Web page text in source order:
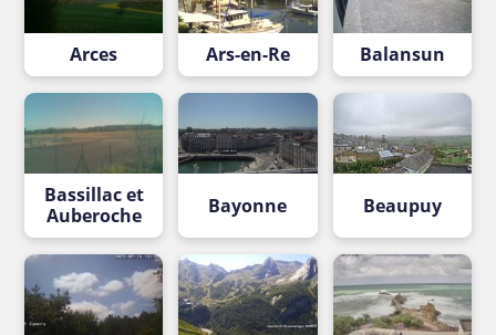
Arces Ars-en-Re Balansun
Bassillac et
Auberoche
Bayonne Beaupuy